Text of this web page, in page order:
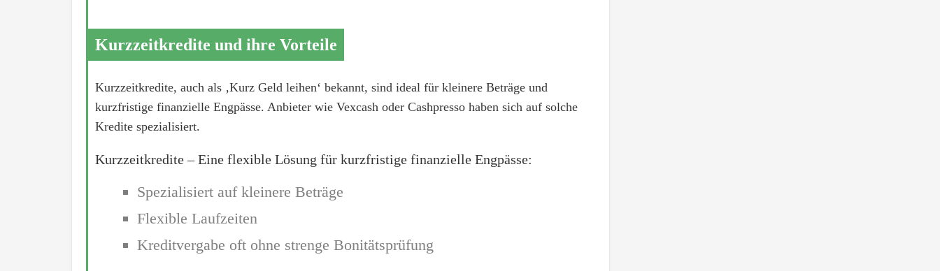
Kurzzeitkredite und ihre Vorteile
Kurzzeitkredite, auch als ‚Kurz Geld leihen‘ bekannt, sind ideal für kleinere Beträge und
kurzfristige finanzielle Engpässe. Anbieter wie Vexcash oder Cashpresso haben sich auf solche
Kredite spezialisiert.
Kurzzeitkredite – Eine flexible Lösung für kurzfristige finanzielle Engpässe:
Spezialisiert auf kleinere Beträge
Flexible Laufzeiten
Kreditvergabe oft ohne strenge Bonitätsprüfung